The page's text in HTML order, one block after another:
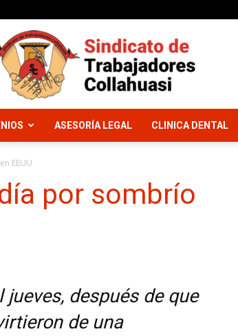
Sindicato
Collahuasi
ASESORÍA LEGAL CLINICA DENTAL
EEUU
por sombrío
después de que
de una